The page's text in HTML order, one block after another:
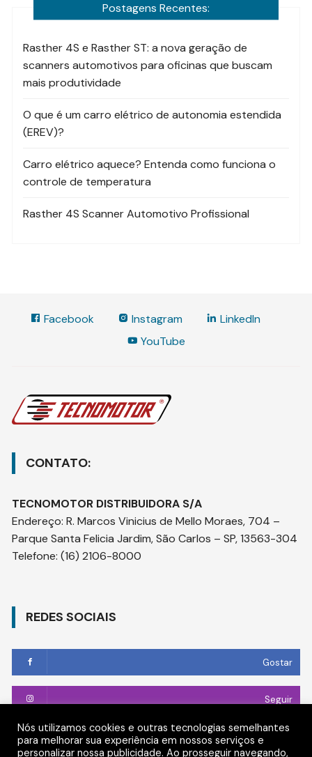
Postagens Recentes:
Rasther 4S e Rasther ST: a nova geração de
scanners automotivos para oficinas que buscam
mais produtividade
O que é um carro elétrico de autonomia estendida
(EREV)?
Carro elétrico aquece? Entenda como funciona o
controle de temperatura
Rasther 4S Scanner Automotivo Profissional
Facebook Instagram
LinkedIn
YouTube
CONTATO:
TECNOMOTOR DISTRIBUIDORA S/A
Endereço:R. Marcos Vinicius de Mello Moraes, 704 –
Parque Santa Felicia Jardim, São Carlos – SP, 13563-304
Telefone:(16) 2106-8000
REDES SOCIAIS
Gostar
Seguir
Conectar
Nós utilizamos cookies e outras tecnologias semelhantes
para melhorar sua experiência em nossos serviços e
personalizar nossa publicidade. Ao prosseguir navegando,